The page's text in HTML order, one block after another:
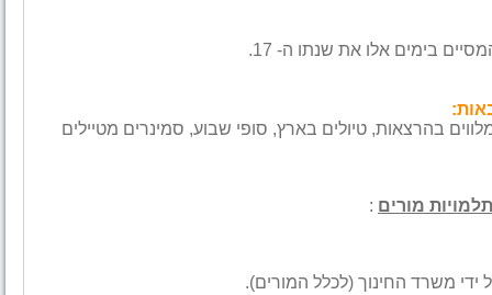
בימים אלו את שנתו ה- 17.
בהרצאות, טיולים בארץ, סופי שבוע, סמינרים מטיילים
מורים :
ידי משרד החינוך (לכלל המורים).